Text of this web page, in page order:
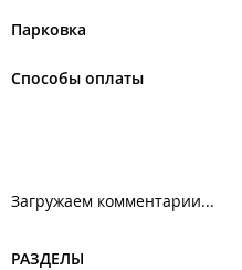
Парковка
Способы оплаты
Загружаем комментарии...
РАЗДЕЛЫ